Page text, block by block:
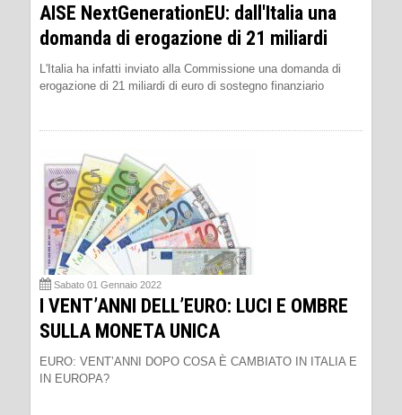
AISE NextGenerationEU: dall'Italia una
domanda di erogazione di 21 miliardi
L'Italia ha infatti inviato alla Commissione una domanda di
erogazione di 21 miliardi di euro di sostegno finanziario
Sabato 01 Gennaio 2022
I VENT’ANNI DELL’EURO: LUCI E OMBRE
SULLA MONETA UNICA
EURO: VENT’ANNI DOPO COSA È CAMBIATO IN ITALIA E
IN EUROPA?